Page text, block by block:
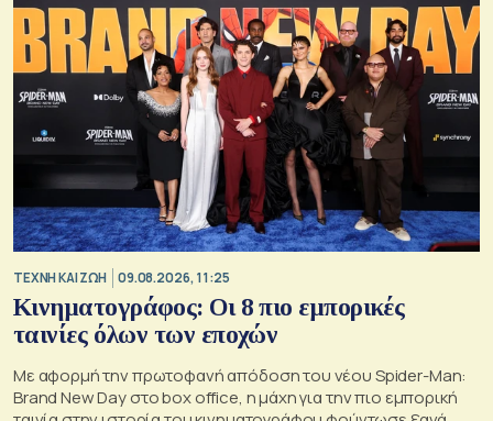
TΕΧΝΗ ΚΑΙ ΖΩΗ 09.08.2026, 11:25
Κινηματογράφος: Οι 8 πιο εμπορικές
ταινίες όλων των εποχών
Με αφορμή την πρωτοφανή απόδοση του νέου Spider-Man:
Brand New Day στο box office, η μάχη για την πιο εμπορική